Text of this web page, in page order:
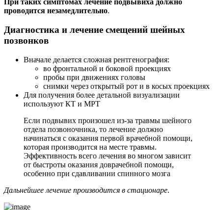
При таких симптомах лечение подвывиха должно
проводится незамедлительно.
Диагностика и лечение смещений шейных
позвонков
Вначале делается сложная рентгенография:
во фронтальной и боковой проекциях
пробы при движениях головы
снимки через открытый рот и в косых проекциях
Для получения более детальной визуализации
используют КТ и МРТ
Если подвывих произошел из-за травмы шейного
отдела позвоночника, то лечение должно
начинаться с оказания первой врачебной помощи,
которая производится на месте травмы.
Эффективность всего лечения во многом зависит
от быстроты оказания доврачебной помощи,
особенно при сдавливании спинного мозга
Дальнейшее лечение производится в стационаре.